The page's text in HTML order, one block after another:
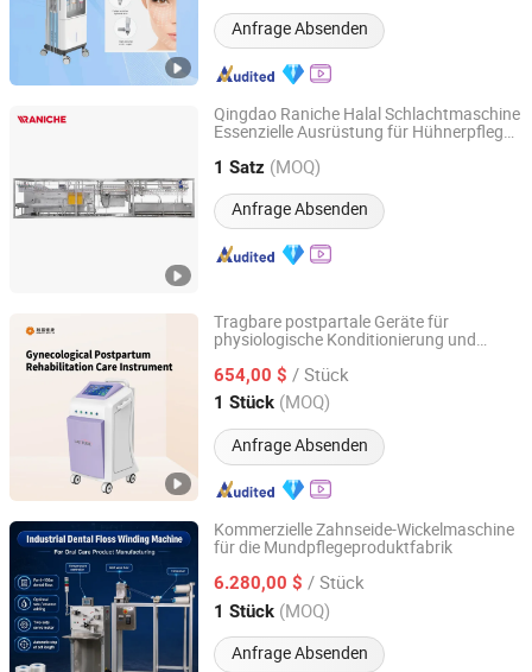
Anfrage Absenden
Qingdao Raniche Halal Schlachtmaschine
Essenzielle Ausrüstung für Hühnerpflege
Schlachtgeräte Kernmotor
1 Satz (MOQ)
Anfrage Absenden
Qingdao Raniche Machinery Technology Co., Ltd.
Shandong, China Seit 2019
Tragbare postpartale Geräte für
physiologische Konditionierung und
654,00 $ / Stück
1 Stück (MOQ)
Anfrage Absenden
Xuzhou Rongfu Health Industry Co., Ltd.
Jiangsu, China Seit 2026
Kommerzielle Zahnseide-Wickelmaschine
für die Mundpflegeproduktfabrik
6.280,00 $ / Stück
1 Stück (MOQ)
Anfrage Absenden
Shanghai SKILT Machinery Equipment Co., Ltd.
Shanghai, China Seit 2017